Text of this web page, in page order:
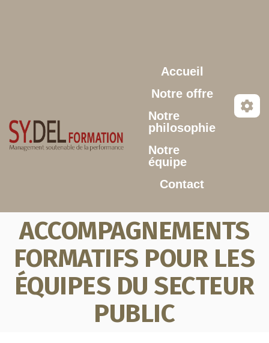
Accueil
Notre offre
Notre
philosophie
Notre
équipe
Contact
ACCOMPAGNEMENTS
FORMATIFS POUR LES
ÉQUIPES DU SECTEUR
PUBLIC